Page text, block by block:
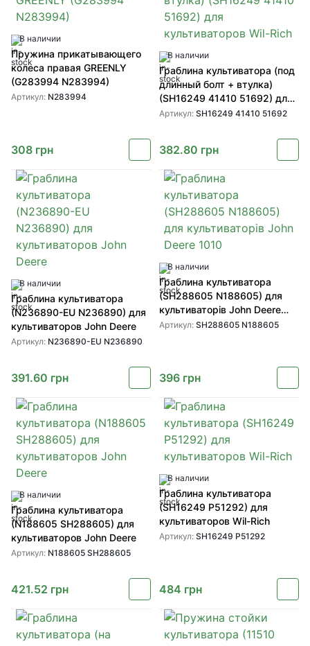
В наличии
Пружина прикатывающего
колеса правая GREENLY
(G283994 N283994)
Артикул: N283994
308 грн
В наличии
Граблина культиватора (под
длинный болт + втулка)
(SH16249 41410 51692) для
культиваторов Wil-Rich
Артикул: SH16249 41410 51692
382.80 грн
В наличии
Граблина культиватора
(N236890-EU N236890) для
культиваторов John Deere
Артикул: N236890-EU N236890
391.60 грн
В наличии
Граблина культиватора
(SH288605 N188605) для
культиваторів John Deere
1010
Артикул: SH288605 N188605
396 грн
В наличии
Граблина культиватора
(N188605 SH288605) для
культиваторов John Deere
Артикул: N188605 SH288605
421.52 грн
В наличии
Граблина культиватора
(SH16249 P51292) для
культиваторов Wil-Rich
Артикул: SH16249 P51292
484 грн